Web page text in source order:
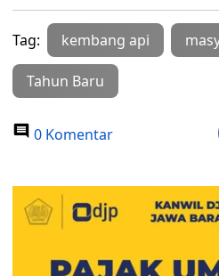
Tag: kembang api
Tahun Baru
0 Komentar